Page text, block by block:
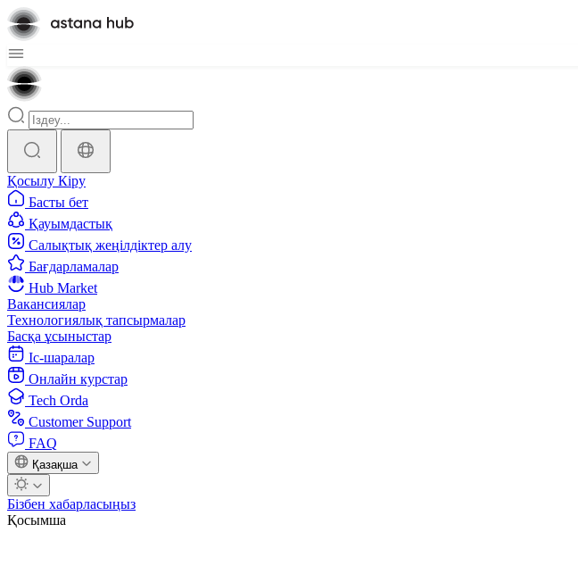
Қосылу Кіру
Басты бет
Қауымдастық
Салықтық жеңілдіктер алу
Бағдарламалар
Hub Market
Вакансиялар
Технологиялық тапсырмалар
Басқа ұсыныстар
Іс-шаралар
Онлайн курстар
Tech Orda
Customer Support
FAQ
Қазақша
Бізбен хабарласыңыз
Қосымша